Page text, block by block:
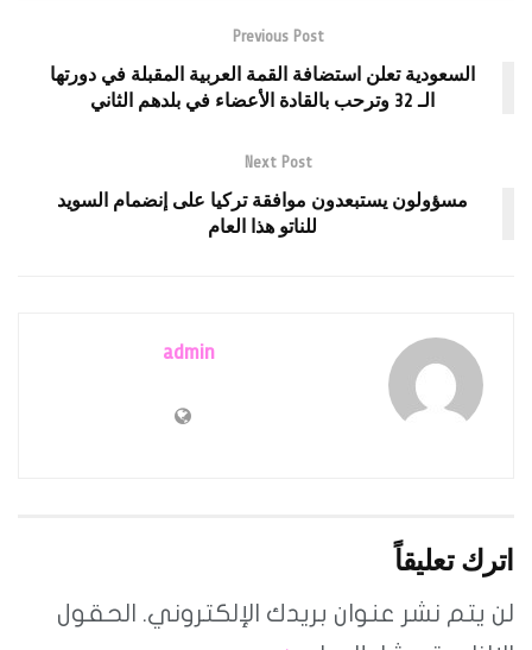
Previous Post
السعودية تعلن استضافة القمة العربية المقبلة في دورتها
الـ 32 وترحب بالقادة الأعضاء في بلدهم الثاني
Next Post
مسؤولون يستبعدون موافقة تركيا على إنضمام السويد
للناتو هذا العام
admin
اترك تعليقاً
لن يتم نشر عنوان بريدك الإلكتروني. الحقول